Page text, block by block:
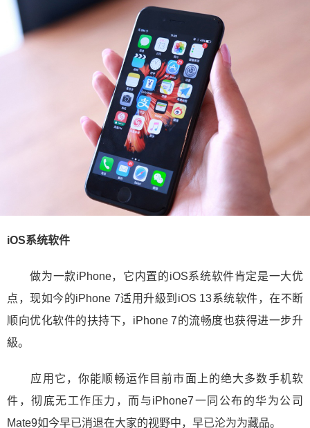
iOS系统软件
做为一款iPhone，它内置的iOS系统软件肯定是一大优
点，现如今的iPhone 7适用升級到iOS 13系统软件，在不断
顺向优化软件的扶持下，iPhone 7的流畅度也获得进一步升
級。
应用它，你能顺畅运作目前市面上的绝大多数手机软
件，彻底无工作压力，而与iPhone7一同公布的华为公司
Mate9如今早已消退在大家的视野中，早已沦为为藏品。